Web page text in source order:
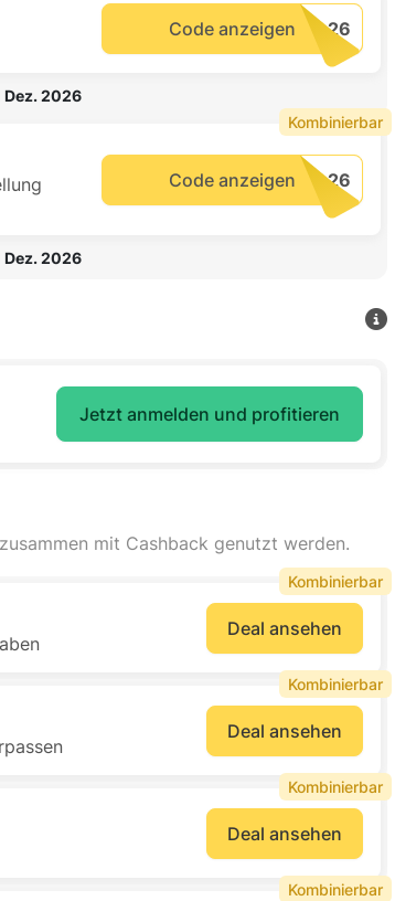
Code anzeigen
Dez. 2026
Code anzeigen
Dez. 2026
Kombinierbar
Jetzt anmelden und profitieren
mit Cashback genutzt werden.
Deal ansehen
Kombinierbar
Deal ansehen
Kombinierbar
Deal ansehen
Kombinierbar
Kombinierbar